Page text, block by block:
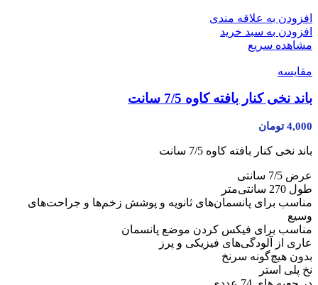
افزودن به علاقه مندی
افزودن به سبد خرید
مشاهده سریع
مقایسه
باند نخی کنار بافته کاوه 7/5 سانت
4,000 تومان
باند نخی کنار بافته کاوه 7/5 سانت
عرض 7/5 سانتی
طول 270 سانتی‌متر
مناسب برای پانسمان‌های ثانویه و پوشش زخم‌ها و جراحت‌های
وسیع
مناسب برای فیکس کردن موضع پانسمان
عاری از آلودگی‌های فیزیکی و پرز
بدون هیچ‌گونه سرنخ
نخ پلی استر